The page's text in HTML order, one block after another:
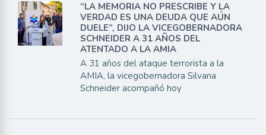
“LA MEMORIA NO PRESCRIBE Y LA
VERDAD ES UNA DEUDA QUE AÚN
DUELE”, DIJO LA VICEGOBERNADORA
SCHNEIDER A 31 AÑOS DEL
ATENTADO A LA AMIA
A 31 años del ataque terrorista a la
AMIA, la vicegobernadora Silvana
Schneider acompañó hoy